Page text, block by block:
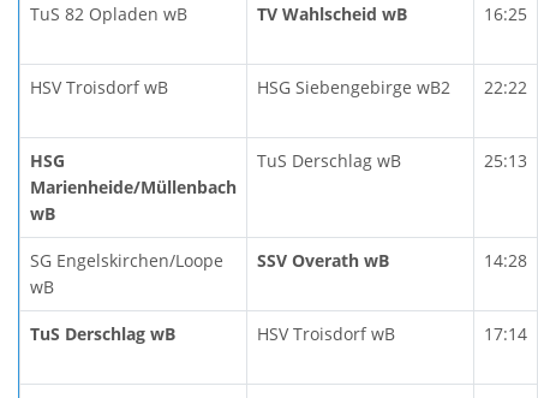
TuS 82 Opladen wB TV Wahlscheid wB 16:25
HSV Troisdorf wB HSG Siebengebirge wB2 22:22
HSG
Marienheide/Müllenbach
wB
TuS Derschlag wB 25:13
SG Engelskirchen/Loope
wB
SSV Overath wB 14:28
TuS Derschlag wB HSV Troisdorf wB 17:14